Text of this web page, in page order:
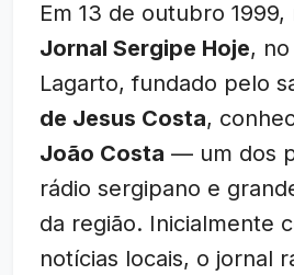
Em 13 de outubro 1999,
Jornal Sergipe Hoje,
Lagarto, fundado pelo
de Jesus Costa,
João Costa — um dos
rádio sergipano e
da região. Inicialmente
notícias locais, o jornal